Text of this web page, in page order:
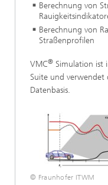
Berechnung von
Berechnung von
Straßenprofilen
VMC® Simulation ist
Suite und verwendet
Datenbasis.
© Fraunhofer ITWM